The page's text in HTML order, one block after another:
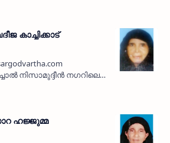
പൊയക്കര അഷ്‌റഫ് ഹാജി
കാച്ചിക്കാട്
നിസാമുദ്ദീന്‍ നഗറിലെ
മരുമക്കള്‍: മൊയ്തീന…
ഹജ്ജുമ്മ